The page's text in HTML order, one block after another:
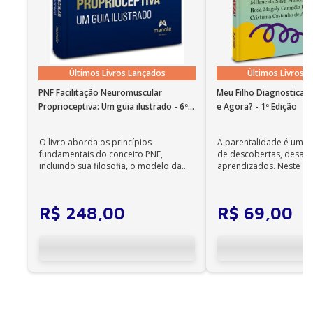
crianças gravemente doentes . . 109
7. Cuidados paliativos na terapia intensiva
pediátrica . . .. . . . . . . 124
Seção II – Distúrbios Respiratórios
8. Fisiologia respiratória e principais causas de
disfunção respiratória grave . . 136
9. Análise crítica dos procedimentos para
oxigenoterapia e manejo da via aérea . . . . . . . . . . . . .
. . . . . . . . . . . . 146
. . . . . . . . . . . 165
11. Desmame da ventilação mecânica em pediatria .
Últimos Livros Lançados
PNF Facilitação Neuromuscular
Proprioceptiva: Um guia ilustrado - 6ª
O livro aborda os princípios
fundamentais do conceito PNF,
incluindo sua filosofia, o modelo da
R$ 248,00
Últimos Livros
Meu Filho
e Agora? - 1ª Edição
A parentalidade é uma
de descobertas,
aprendizados. Neste
R$ 69,00